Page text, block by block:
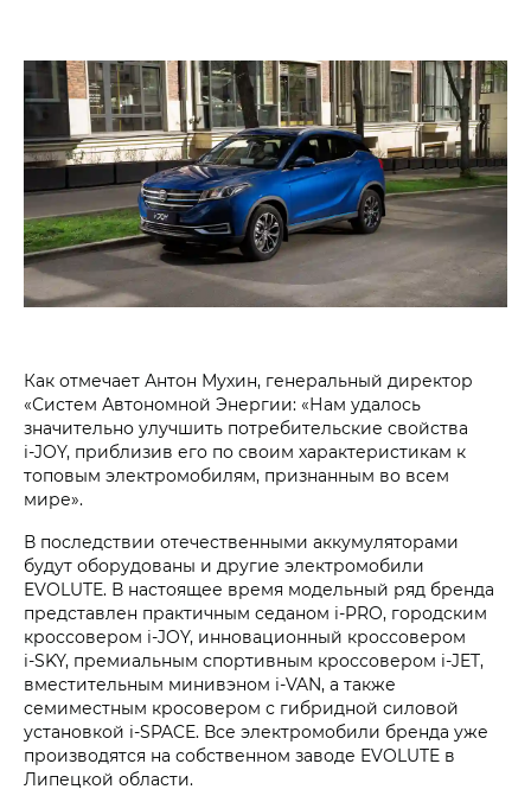
Как отмечает Антон Мухин, генеральный директор
«Систем Автономной Энергии: «Нам удалось
значительно улучшить потребительские свойства
i‑JOY, приблизив его по своим характеристикам к
топовым электромобилям, признанным во всем
мире».
В последствии отечественными аккумуляторами
будут оборудованы и другие электромобили
EVOLUTE. В настоящее время модельный ряд бренда
представлен практичным седаном i‑PRO, городским
кроссовером i‑JOY, инновационный кроссовером
i‑SKY, премиальным спортивным кроссовером i‑JET,
вместительным минивэном i‑VAN, а также
семиместным кросовером с гибридной силовой
установкой i‑SPACE. Все электромобили бренда уже
производятся на собственном заводе EVOLUTE в
Липецкой области.